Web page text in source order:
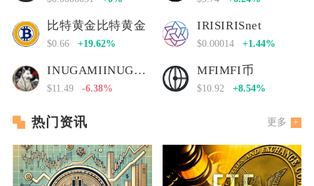
比特黄金比特黄金
$0.66 +19.62%
IRISIRISnet
$0.00014 +1.44%
INUGAMIINUGAMI币
$11.49 -6.38%
MFIMFI币
$10.92 +8.54%
热门资讯 更多